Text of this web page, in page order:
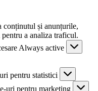
conținutul și anunțurile,
a analiza traficul.
Always active
pentru statistici
uri pentru marketing